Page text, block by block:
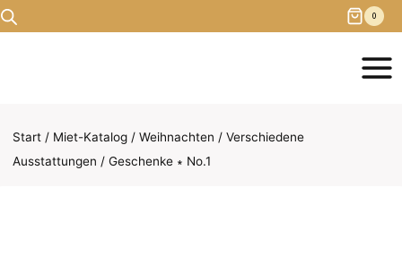
Zum
0
Start / Miet-Katalog / Weihnachten / Verschiedene
Ausstattungen / Geschenke ∗ No.1